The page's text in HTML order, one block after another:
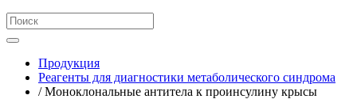
Продукция
Реагенты для диагностики метаболического синдрома
/ Моноклональные антитела к проинсулину крысы